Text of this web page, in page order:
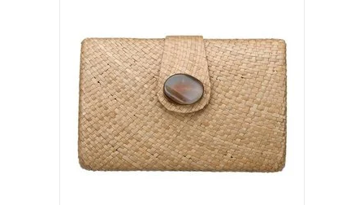
Zakelijke klanten